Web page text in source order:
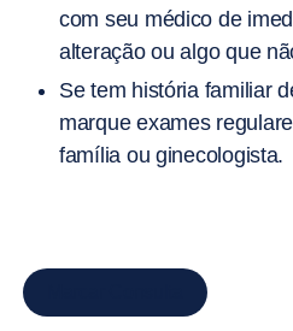
com seu médico de
alteração ou algo que
Se tem história familiar
marque exames
família ou ginecologista.